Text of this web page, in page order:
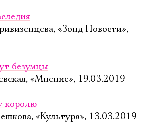
«Зонд Новости»,
безумцы
«Мнение», 19.03.2019
королю
«Культура», 13.03.2019